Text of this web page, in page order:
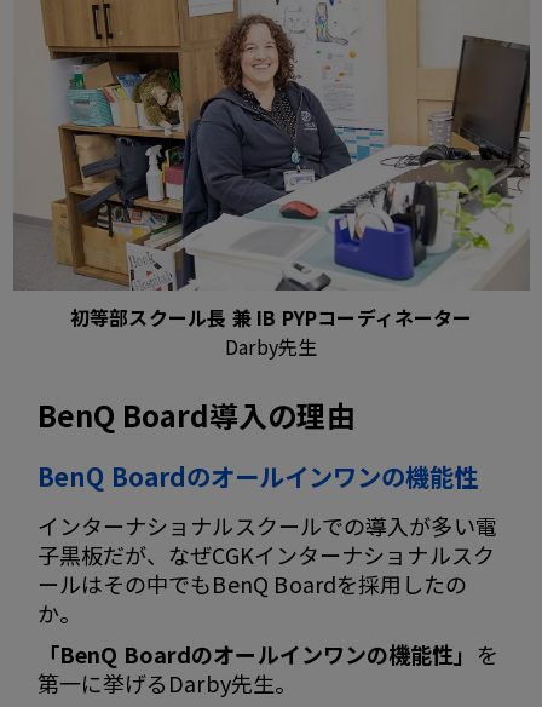
初等部スクール長 兼 IB PYPコーディネーター
Darby先生
BenQ Board導入の理由
BenQ Boardのオールインワンの機能性
インターナショナルスクールでの導入が多い電
子黒板だが、なぜCGKインターナショナルスク
ールはその中でもBenQ Boardを採用したの
か。
「BenQ Boardのオールインワンの機能性」 を
第一に挙げるDarby先生。